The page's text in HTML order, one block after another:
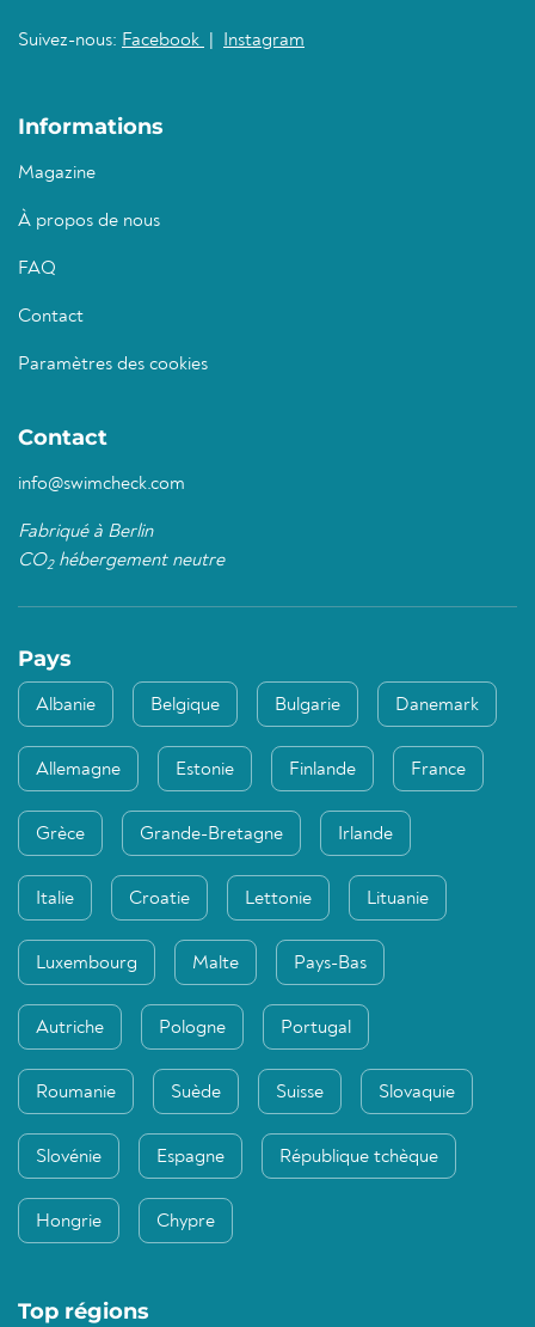
Suivez-nous: Facebook Instagram
Informations
Magazine
À propos de nous
FAQ
Contact
Paramètres des cookies
Contact
info@swimcheck.com
Fabriqué à Berlin
CO2hébergement neutre
Pays
Albanie Belgique Bulgarie Danemark
Allemagne Estonie Finlande France
Grèce Grande-Bretagne Irlande
Italie Croatie Lettonie Lituanie
Luxembourg Malte Pays-Bas
Autriche Pologne Portugal
Roumanie Suède Suisse Slovaquie
Slovénie Espagne République tchèque
Hongrie Chypre
Top régions